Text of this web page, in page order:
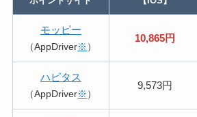
モッピー
（AppDriver※ ）
10,865円
ハピタス
（AppDriver※ ）
9,573円